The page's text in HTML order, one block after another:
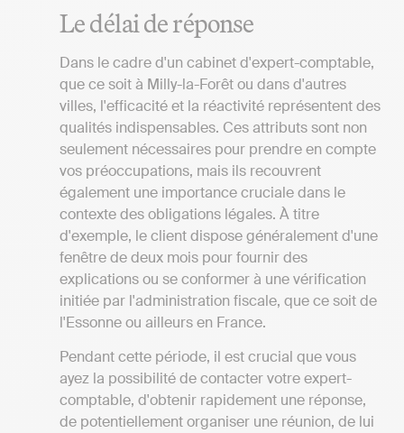
Le délai de réponse
Dans le cadre d'un cabinet d'expert-comptable,
que ce soit à Milly-la-Forêt ou dans d'autres
villes, l'efficacité et la réactivité représentent des
qualités indispensables. Ces attributs sont non
seulement nécessaires pour prendre en compte
vos préoccupations, mais ils recouvrent
également une importance cruciale dans le
contexte des obligations légales. À titre
d'exemple, le client dispose généralement d'une
fenêtre de deux mois pour fournir des
explications ou se conformer à une vérification
initiée par l'administration fiscale, que ce soit de
l'Essonne ou ailleurs en France.
Pendant cette période, il est crucial que vous
ayez la possibilité de contacter votre expert-
comptable, d'obtenir rapidement une réponse,
de potentiellement organiser une réunion, de lui